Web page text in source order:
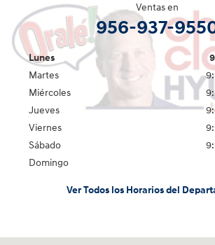
Ventas en
956-937-
Lunes
Martes
Miércoles
Jueves
Viernes
Sábado
Domingo
Ver Todos los Horarios del